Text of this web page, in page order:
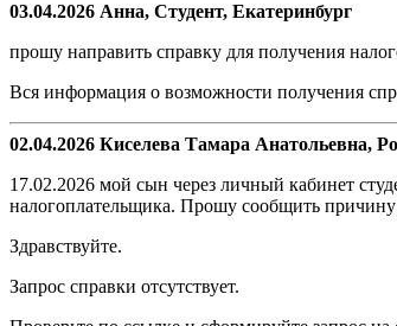
03.04.2026 Анна, Студент, Екатеринбург
прошу направить справку для получения
Вся информация о возможности получения
02.04.2026 Киселева Тамара Анатольевна,
17.02.2026 мой сын через личный кабинет
налогоплательщика. Прошу сообщить
Здравствуйте.
Запрос справки отсутствует.